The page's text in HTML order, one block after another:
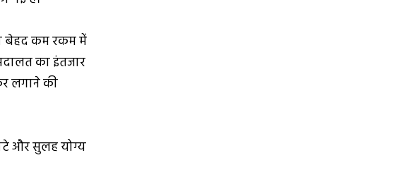
बेहद कम रकम में
का इंतजार
लगाने की
और सुलह योग्य